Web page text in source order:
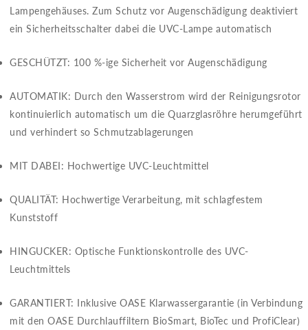
Lampengehäuses. Zum Schutz vor Augenschädigung deaktiviert
ein Sicherheitsschalter dabei die UVC-Lampe automatisch
GESCHÜTZT​​: 100 %-ige Sicherheit vor Augenschädigung
AUTOMATIK​​: Durch den Wasserstrom wird der Reinigungsrotor
kontinuierlich automatisch um die Quarzglasröhre herumgeführt
und verhindert so Schmutzablagerungen
MIT DABEI​​: Hochwertige UVC-Leuchtmittel
QUALITÄT​​: Hochwertige Verarbeitung, mit schlagfestem
Kunststoff
HINGUCKER​​: Optische Funktionskontrolle des UVC-
Leuchtmittels
GARANTIERT​​: Inklusive OASE Klarwassergarantie (in Verbindung
mit den OASE Durchlauffiltern BioSmart, BioTec und ProfiClear)